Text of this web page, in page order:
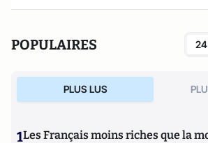
POPULAIRES
PLUS LUS
1Les Français moins riches que la